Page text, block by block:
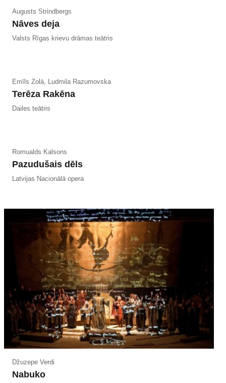
Augusts Strindbergs
Nāves deja
Valsts Rīgas krievu drāmas teātris
Emīls Zolā, Ludmila Razumovska
Terēza Rakēna
Dailes teātris
Romualds Kalsons
Pazudušais dēls
Latvijas Nacionālā opera
Džuzepe Verdi
Nabuko